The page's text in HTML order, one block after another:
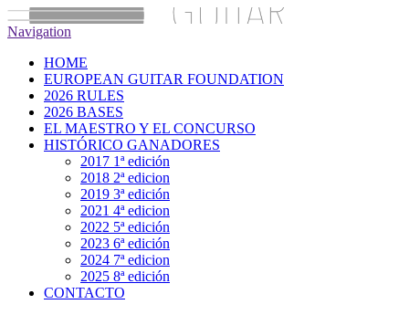
Navigation
HOME
EUROPEAN GUITAR FOUNDATION
2026 RULES
2026 BASES
EL MAESTRO Y EL CONCURSO
HISTÓRICO GANADORES
2017 1ª edición
2018 2ª edicion
2019 3ª edición
2021 4ª edicion
2022 5ª edición
2023 6ª edición
2024 7ª edicion
2025 8ª edición
CONTACTO